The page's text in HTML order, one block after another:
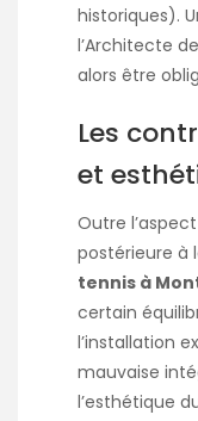
historiques).
l’Architecte
alors être
Les
et
Outre
postérieure à
tennis à
certain
l’installation
mauvaise
l’esthétique